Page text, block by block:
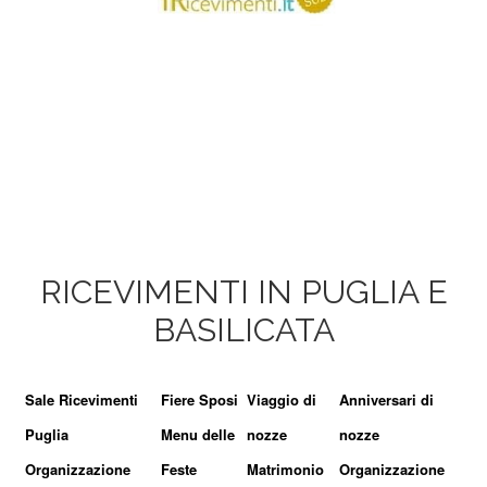
RICEVIMENTI IN PUGLIA E
BASILICATA
Sale Ricevimenti
Puglia
Organizzazione
Fiere Sposi
Menu delle
Feste
Viaggio di
nozze
Matrimonio
Anniversari di
nozze
Organizzazione